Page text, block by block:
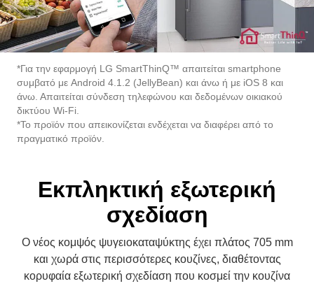
*Για την εφαρμογή LG SmartThinQ™ απαιτείται smartphone
συμβατό με Android 4.1.2 (JellyBean) και άνω ή με iOS 8 και
άνω. Απαιτείται σύνδεση τηλεφώνου και δεδομένων οικιακού
δικτύου Wi-Fi.
*Το προϊόν που απεικονίζεται ενδέχεται να διαφέρει από το
πραγματικό προϊόν.
Εκπληκτική εξωτερική
σχεδίαση
Ο νέος κομψός ψυγειοκαταψύκτης έχει πλάτος 705 mm
και χωρά στις περισσότερες κουζίνες, διαθέτοντας
κορυφαία εξωτερική σχεδίαση που κοσμεί την κουζίνα